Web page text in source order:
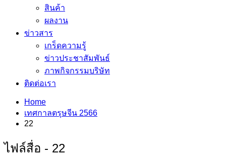
สินค้า
ผลงาน
ข่าวสาร
เกร็ดความรู้
ข่าวประชาสัมพันธ์
ภาพกิจกรรมบริษัท
ติดต่อเรา
Home
เทศกาลตรุษจีน 2566
22
ไฟล์สื่อ - 22